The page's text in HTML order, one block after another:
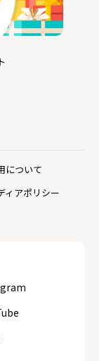
について
ィアポリシー